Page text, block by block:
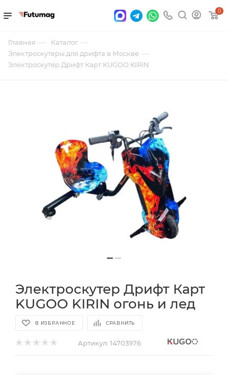
0
Главная — Каталог —
Электроскутеры для дрифта в Москве —
Электроскутер Дрифт Карт KUGOO KIRIN
Электроскутер Дрифт Карт
KUGOO KIRIN огонь и лед
В ИЗБРАННОЕ СРАВНИТЬ
Артикул: 14703976